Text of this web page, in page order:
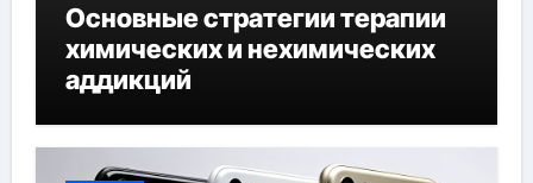
Основные стратегии терапии
химических и нехимических
аддикций